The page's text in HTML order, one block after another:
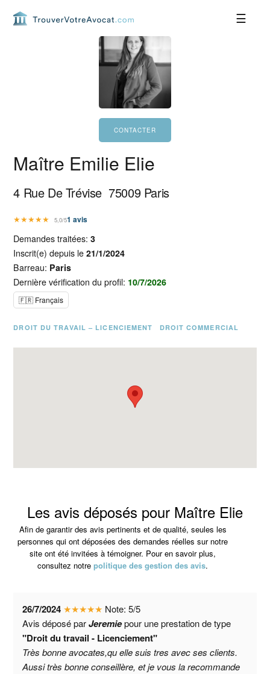
Maître Emilie Elie
4 Rue De Trévise 75009 Paris
★★★★★ 5,0/51 avis
Demandes traitées:3
Inscrit(e) depuis le21/1/2024
Barreau: Paris
Dernière vérification du profil: 10/7/2026
🇫🇷 Français
DROIT DU TRAVAIL – LICENCIEMENT DROIT COMMERCIAL
Les avis déposés pour Maître Elie
Afin de garantir des avis pertinents et de qualité, seules les
personnes qui ont déposées des demandes réelles sur notre
site ont été invitées à témoigner. Pour en savoir plus,
consultez notrepolitique des gestion des avis.
26/7/2024 ★★★★★ Note:5/5
Avis déposé parJeremiepour une prestation de type
"Droit du travail - Licenciement"
Très bonne avocates,qu elle suis tres avec ses clients.
Aussi très bonne conseillère, et je vous la recommande